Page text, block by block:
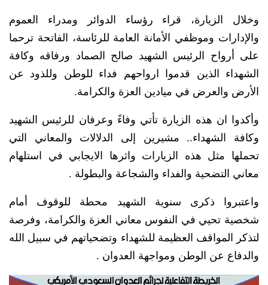
وخلال الزيارة، قراء رؤساء الدوائر ومدراء العموم
والإدارات وموظفي الأمانة العامة للرئاسة، الفاتحة ترحما
على أرواح الرئيس الشهيد صالح الصماد ورفاقه وكافة
الشهداء الذين قدموا ارواحهم فداء للوطن وللذود عن
الأرض والعرض في ميادين العزة والكرامة.
وأكدوا ان هذه الزيارة تأتي وفاءً وعرفان للرئيس الشهيد
وكافة الشهداء.. مشيرين إلى الدلالات والمعاني التي
تحملها مثل هذه الزيارات واثرها الايجابي في استلهام
معاني التضحية والفداء والشجاعة والبطولة .
واعتبروا ذكرى سنوية الشهيد محطة للوقوف أمام
شخصية تحيي في النفوس معاني العزة والكرامة، وفرصة
لتذكر المواقف العظيمة للشهداء وتضحياتهم في سبيل الله
والدفاع عن الوطن ومواجهة العدوان .